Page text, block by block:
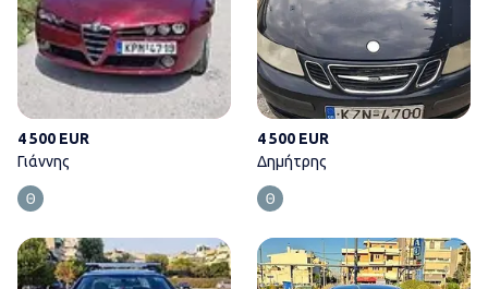
4 500 EUR
Γιάννης
4 500 EUR
Δημήτρης
Νίκος